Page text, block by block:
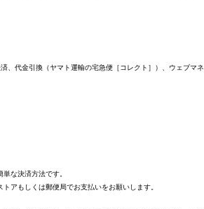
、代金引換（ヤマト運輸の宅急便［コレクト］）、ウェブマネ
な決済方法です。
アもしくは郵便局でお支払いをお願いします。